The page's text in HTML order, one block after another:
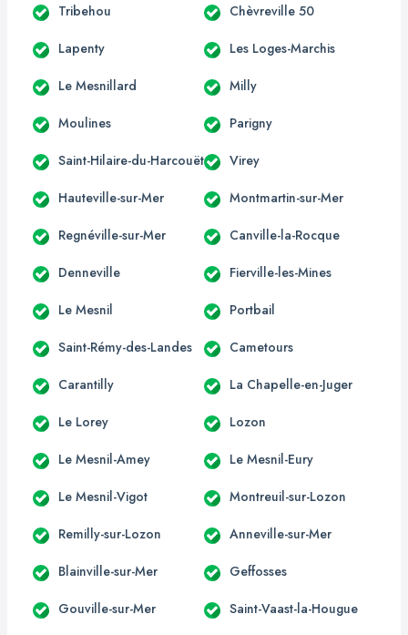
Tribehou Chèvreville 50
Lapenty Les Loges-Marchis
Le Mesnillard Milly
Moulines Parigny
Saint-Hilaire-du-Harcouët Virey
Hauteville-sur-Mer Montmartin-sur-Mer
Regnéville-sur-Mer Canville-la-Rocque
Denneville Fierville-les-Mines
Le Mesnil Portbail
Saint-Rémy-des-Landes Cametours
Carantilly La Chapelle-en-Juger
Le Lorey Lozon
Le Mesnil-Amey Le Mesnil-Eury
Le Mesnil-Vigot Montreuil-sur-Lozon
Remilly-sur-Lozon Anneville-sur-Mer
Blainville-sur-Mer Geffosses
Gouville-sur-Mer Saint-Vaast-la-Hougue